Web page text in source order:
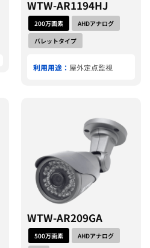
WTW-AR1194HJ
200万画素
AHDアナログ
バレットタイプ
利用用途： 屋外定点監視
WTW-AR209GA
500万画素
AHDアナログ